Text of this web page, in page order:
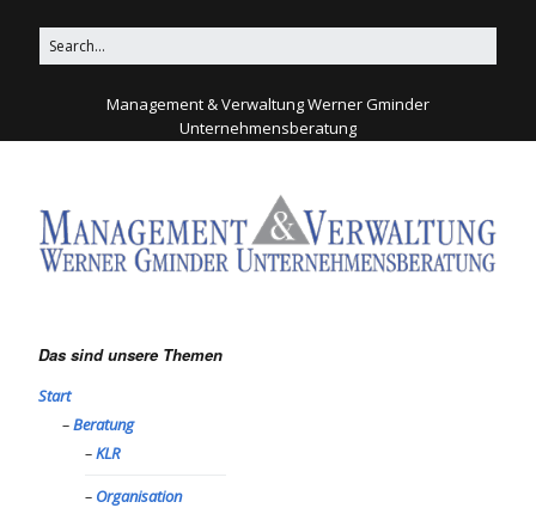
Management & Verwaltung Werner Gminder
Unternehmensberatung
Das sind unsere Themen
Start
Beratung
KLR
Organisation